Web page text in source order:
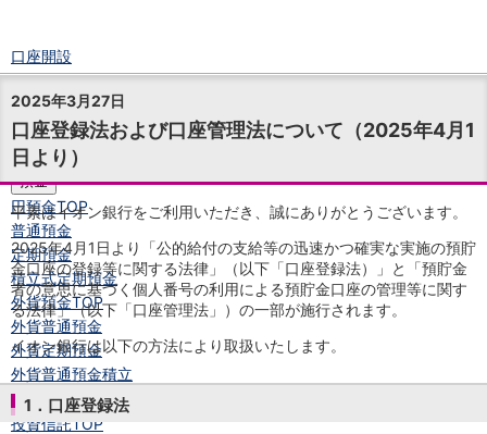
口座開設
ログイン
チャット
メニュー
商品・サービス
預金
円預金TOP
普通預金
定期預金
積立式定期預金
外貨預金TOP
外貨普通預金
外貨定期預金
外貨普通預金積立
資産運用
投資信託 TOP
2025年3月27日
口座登録法および口座管理法について（2025年4月1
日より）
平素はイオン銀行をご利用いただき、誠にありがとうございます。
2025年4月1日より「公的給付の支給等の迅速かつ確実な実施の預貯
金口座の登録等に関する法律」（以下「口座登録法）」と「預貯金
者の意思に基づく個人番号の利用による預貯金口座の管理等に関す
る法律」（以下「口座管理法」）の一部が施行されます。
イオン銀行は以下の方法により取扱いたします。
1．口座登録法